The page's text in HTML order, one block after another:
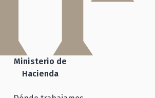
Ministerio de
Hacienda